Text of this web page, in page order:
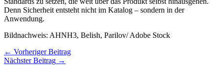
Denn Sicherheit entsteht nicht im Katalog – sondern in der
Anwendung.
Bildnachweis: AHNH3, Belish, Parilov/ Adobe Stock
← Vorheriger Beitrag
Nächster Beitrag →